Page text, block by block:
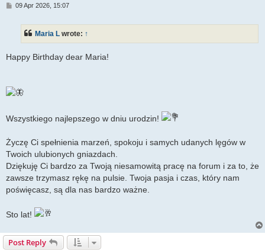
P09 Apr 2026, 15:07
Maria L wrote: ↑
Happy Birthday dear Maria!
Wszystkiego najlepszego w dniu urodzin!
Życzę Ci spełnienia marzeń, spokoju i samych udanych lęgów w
Twoich ulubionych gniazdach.
Dziękuję Ci bardzo za Twoją niesamowitą pracę na forum i za to, że
zawsze trzymasz rękę na pulsie. Twoja pasja i czas, który nam
poświęcasz, są dla nas bardzo ważne.
Sto lat!
Post Reply